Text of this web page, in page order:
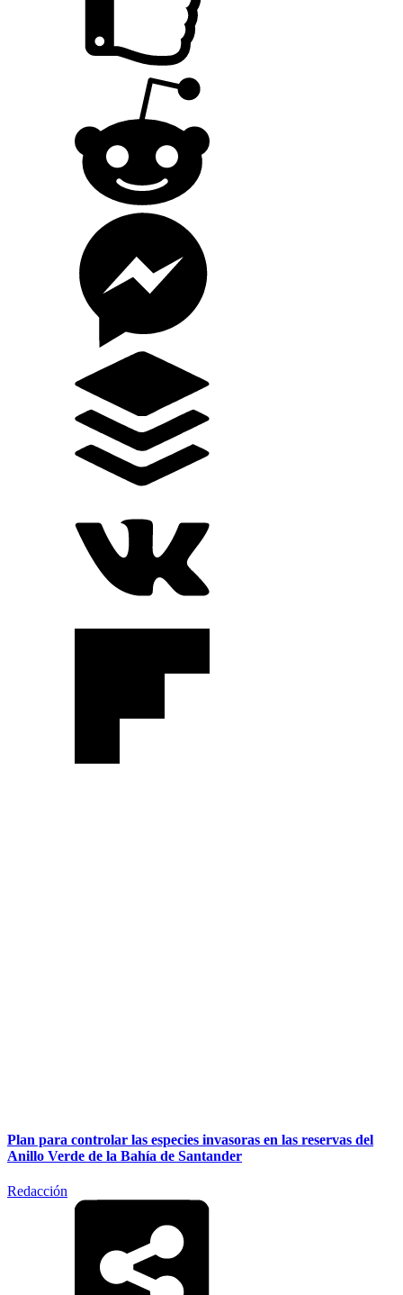
Plan para controlar las especies invasoras en las reservas del
Anillo Verde de la Bahía de Santander
Redacción